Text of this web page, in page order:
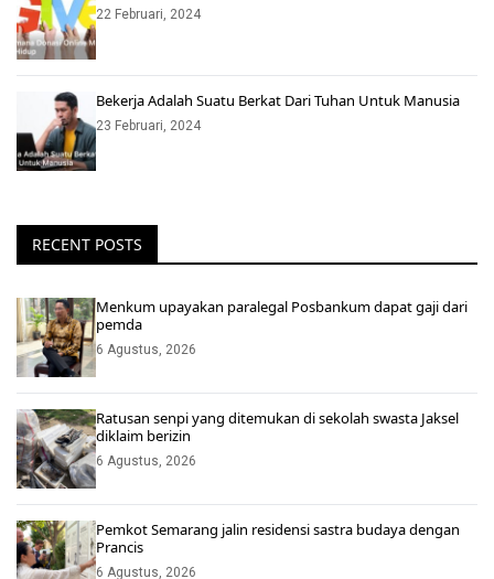
22 Februari, 2024
Bekerja Adalah Suatu Berkat Dari Tuhan Untuk Manusia
23 Februari, 2024
RECENT POSTS
Menkum upayakan paralegal Posbankum dapat gaji dari
pemda
6 Agustus, 2026
Ratusan senpi yang ditemukan di sekolah swasta Jaksel
diklaim berizin
6 Agustus, 2026
Pemkot Semarang jalin residensi sastra budaya dengan
Prancis
6 Agustus, 2026